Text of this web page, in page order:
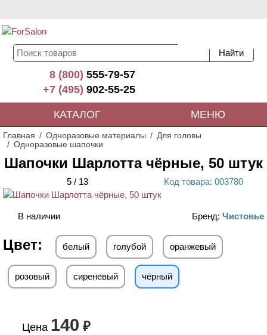
8 (800)555-79-57
+7 (495)902-55-25
КАТАЛОГ МЕНЮ
Главная Одноразовые материалы
Для головы
Одноразовые шапочки
Шапочки Шарлотта чёрные, 50 штук
5 / 13 Код товара: 003780
В наличии Бренд: Чистовье
Цвет: белый голубой оранжевый
розовый сиреневый чёрный
Цена 140 ₽